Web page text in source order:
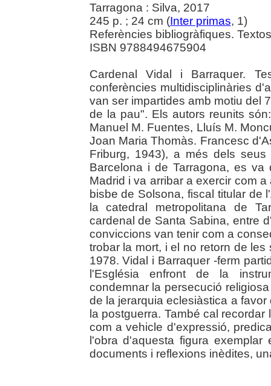
Tarragona : Silva, 2017
245 p. ; 24 cm (Inter primas, 1)
Referències bibliogràfiques.
ISBN 9788494675904
Cardenal Vidal i Barraquer.
conferències multidisciplinàries
van ser impartides amb motiu del
de la pau". Els autors reunits
Manuel M. Fuentes, Lluís M.
Joan Maria Thomàs. Francesc
Friburg, 1943), a més dels
Barcelona i de Tarragona, es
Madrid i va arribar a exercir com
bisbe de Solsona, fiscal titular de
la catedral metropolitana de
cardenal de Santa Sabina, entre
conviccions van tenir com a
trobar la mort, i el no retorn de
1978. Vidal i Barraquer -ferm
l'Església enfront de la
condemnar la persecució
de la jerarquia eclesiàstica a
la postguerra. També cal
com a vehicle d'expressió,
l'obra d'aquesta figura
documents i reflexions inèdites,